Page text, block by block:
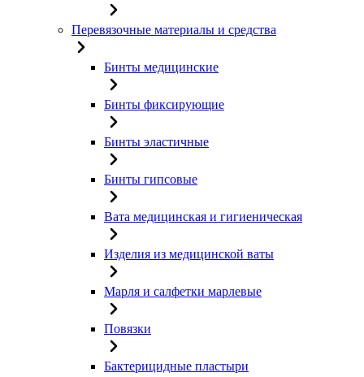
Перевязочные материалы и средства
Бинты медицинские
Бинты фиксирующие
Бинты эластичные
Бинты гипсовые
Вата медицинская и гигиеническая
Изделия из медицинской ваты
Марля и салфетки марлевые
Повязки
Бактерицидные пластыри